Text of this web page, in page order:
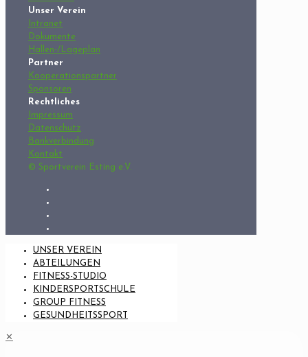
Unser Verein
Intranet
Dokumente
Hallen-/Lageplan
Partner
Kooperationspartner
Sponsoren
Rechtliches
Impressum
Datenschutz
Bankverbindung
Kontakt
© Sportverein Esting e.V.
UNSER VEREIN
ABTEILUNGEN
FITNESS-STUDIO
KINDERSPORTSCHULE
GROUP FITNESS
GESUNDHEITSSPORT
✕